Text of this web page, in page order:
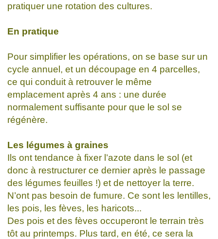
pratiquer une rotation des cultures.
En pratique
Pour simplifier les opérations, on se base sur un
cycle annuel, et un découpage en 4 parcelles,
ce qui conduit à retrouver le même
emplacement après 4 ans : une durée
normalement suffisante pour que le sol se
régénère.
Les légumes à graines
Ils ont tendance à fixer l’azote dans le sol (et
donc à restructurer ce dernier après le passage
des légumes feuilles !) et de nettoyer la terre.
N’ont pas besoin de fumure. Ce sont les lentilles,
les pois, les fèves, les haricots...
Des pois et des fèves occuperont le terrain très
tôt au printemps. Plus tard, en été, ce sera la